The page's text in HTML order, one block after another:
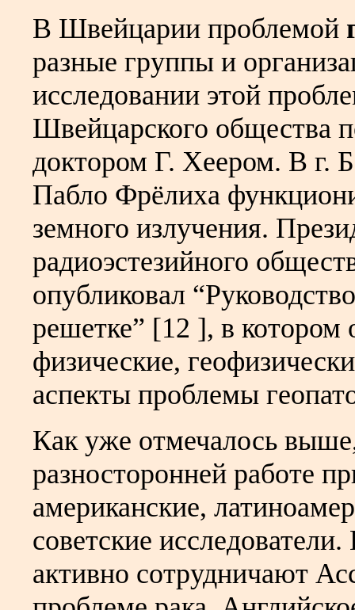
В Швейцарии проблемой
разные группы и
исследовании этой
Швейцарского общества
доктором Г. Хеером. В г.
Пабло Фрёлиха
земного излучения.
радиоэстезийного
опубликовал
решетке” [12 ], в котором
физические,
аспекты проблемы
Как уже отмечалось
разносторонней работе
американские,
советские
активно сотрудничают